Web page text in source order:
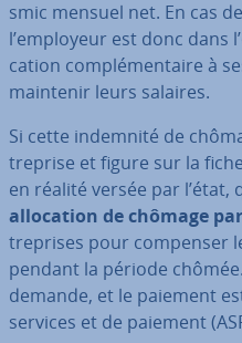
smic mensuel net. En cas
l’employeur est donc dans
ca­tion com­plé­men­taire à
maintenir leurs salaires.
Si cette indemnité de
tre­prise et figure sur la
en réalité versée par l’état,
al­lo­ca­tion de chômage
tre­prises pour compenser
pendant la période
demande, et le paiement
services et de paiement